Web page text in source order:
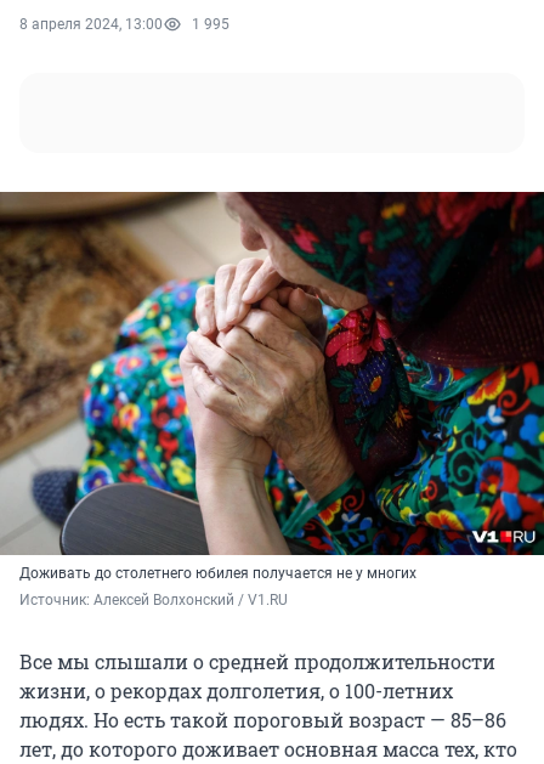
8 апреля 2024, 13:00 1 995
Доживать до столетнего юбилея получается не у многих
Источник: Алексей Волхонский / V1.RU
Все мы слышали о средней продолжительности
жизни, о рекордах долголетия, о 100-летних
людях. Но есть такой пороговый возраст — 85–86
лет, до которого доживает основная масса тех, кто